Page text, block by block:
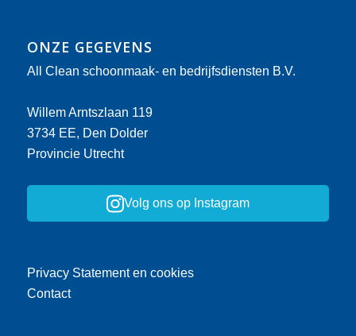
ONZE GEGEVENS
All Clean schoonmaak- en bedrijfsdiensten B.V.
Willem Arntszlaan 119
3734 EE, Den Dolder
Provincie Utrecht
Volg ons op Instagram
Privacy Statement en cookies
Contact